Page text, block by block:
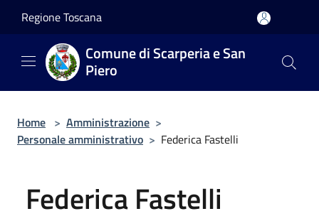
Regione Toscana
Comune di Scarperia e San
Piero
Home > Amministrazione >
Personale amministrativo > Federica Fastelli
Federica Fastelli